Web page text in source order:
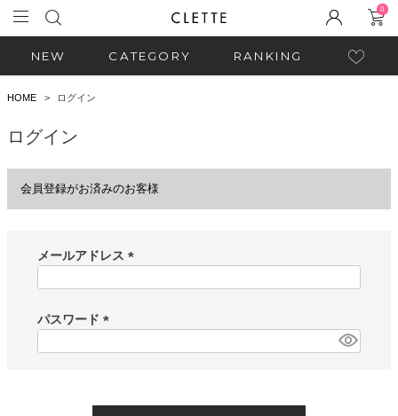
0
NEW CATEGORY RANKING
HOME ログイン
ログイン
会員登録がお済みのお客様
メールアドレス
)
パスワード